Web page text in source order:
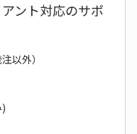
ント対応のサポ
以外）